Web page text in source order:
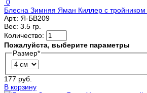
0
Блесна Зимняя Яман Киллер с тройником
Арт.: Я-БВ209
Вес: 3.5 гр.
Количество:
Пожалуйста, выберите параметры
Размер*
177 руб.
В корзину